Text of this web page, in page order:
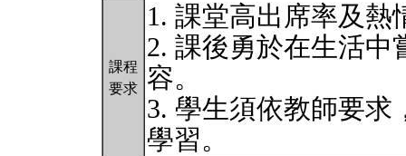
課程
要求
1. 課堂高出席率及熱
2. 課後勇於在生活中
容。
3. 學生須依教師要求
學習。